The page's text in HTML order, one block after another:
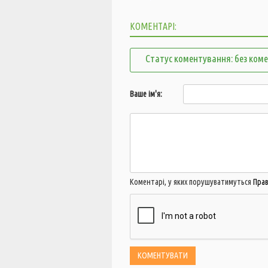
КОМЕНТАРІ:
Статус коментування: без
Ваше ім'я:
Коментарі, у яких порушуватимуться